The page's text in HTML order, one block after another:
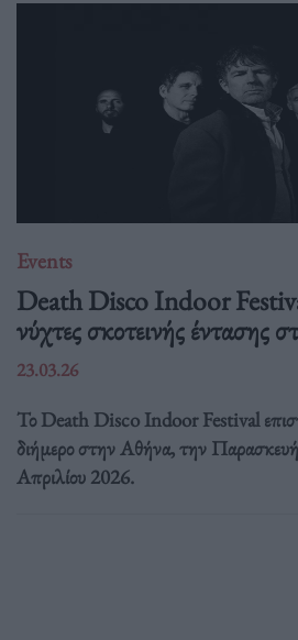
Events
Death Disco Indoor
νύχτες σκοτεινής έντασης
23.03.26
Το Death Disco Indoor Festival
διήμερο στην Αθήνα, την
Απριλίου 2026.